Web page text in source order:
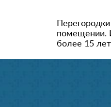
помещении.
более 15